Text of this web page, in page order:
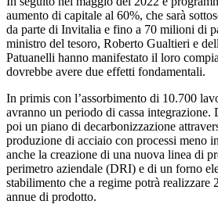
aumento di capitale al 60%, che sarà
da parte di Invitalia e fino a 70 milioni di
ministro del tesoro, Roberto Gualtieri e
Patuanelli hanno manifestato il loro
dovrebbe avere due effetti fondamentali.
In primis con l’assorbimento di 10.700
avranno un periodo di cassa integrazione.
poi un piano di decarbonizzazione
produzione di acciaio con processi meno
anche la creazione di una nuova linea di
perimetro aziendale (DRI) e di un forno
stabilimento che a regime potrà
annue di prodotto.